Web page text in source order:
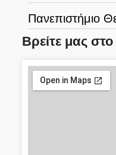
Πανεπιστήμιο
Βρείτε μας